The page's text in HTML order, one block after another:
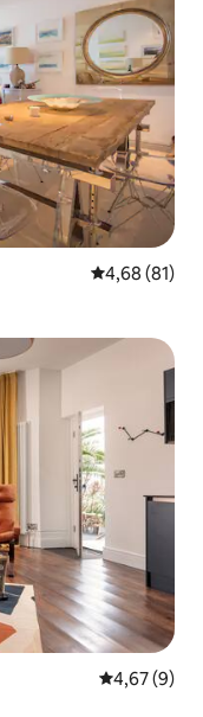
Átlagos
4,68 (81)
Átlagos
4,67 (9)